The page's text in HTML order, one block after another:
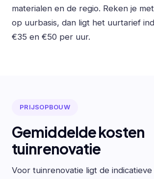
materialen en de regio. Reken je
op uurbasis, dan ligt het uurtarief
€35 en €50 per uur.
PRIJSOPBOUW
Gemiddelde kosten
tuinrenovatie
Voor tuinrenovatie ligt de